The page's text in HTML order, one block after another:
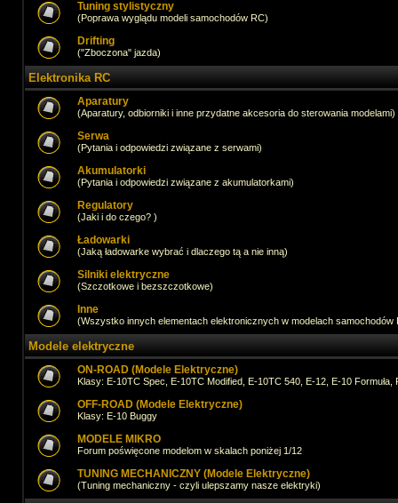
Tuning stylistyczny
(Poprawa wyglądu modeli samochodów RC)
Drifting
("Zboczona" jazda)
Elektronika RC
Aparatury
(Aparatury, odbiorniki i inne przydatne akcesoria do sterowania modelami)
Serwa
(Pytania i odpowiedzi związane z serwami)
Akumulatorki
(Pytania i odpowiedzi związane z akumulatorkami)
Regulatory
(Jaki i do czego? )
Ładowarki
(Jaką ładowarke wybrać i dlaczego tą a nie inną)
Silniki elektryczne
(Szczotkowe i bezszczotkowe)
Inne
(Wszystko innych elementach elektronicznych w modelach samochodów
Modele elektryczne
ON-ROAD (Modele Elektryczne)
Klasy: E-10TC Spec, E-10TC Modified, E-10TC 540, E-12, E-10 Formuła,
OFF-ROAD (Modele Elektryczne)
Klasy: E-10 Buggy
MODELE MIKRO
Forum poświęcone modelom w skalach poniżej 1/12
TUNING MECHANICZNY (Modele Elektryczne)
(Tuning mechaniczny - czyli ulepszamy nasze elektryki)